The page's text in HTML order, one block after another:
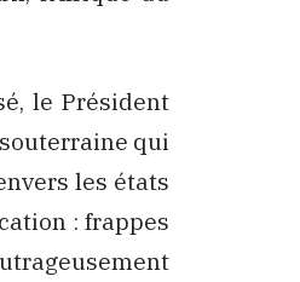
le Président
qui
les états
: frappes